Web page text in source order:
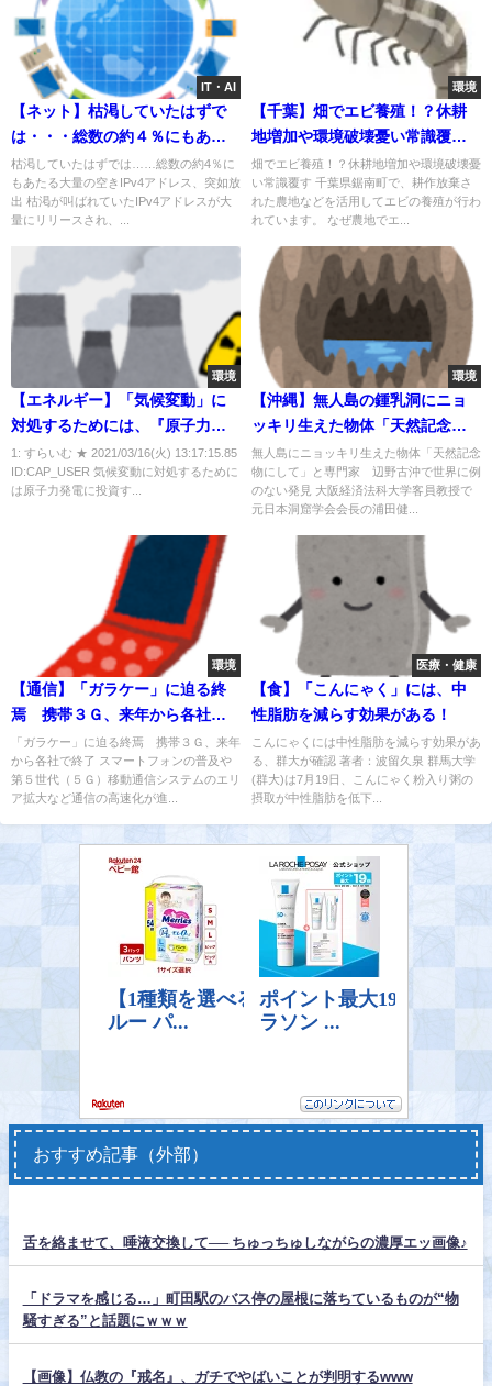
IT・AI
【ネット】枯渇していたはずで
は・・・総数の約４％にもあた
る大量の空きIPv4アドレス、突
如放出！
枯渇していたはずでは……総数の約4％に
もあたる大量の空きIPv4アドレス、突如放
出 枯渇が叫ばれていたIPv4アドレスが大
量にリリースされ、...
環境
【千葉】畑でエビ養殖！？休耕
地増加や環境破壊憂い常識覆
す！
畑でエビ養殖！？休耕地増加や環境破壊憂
い常識覆す 千葉県鋸南町で、耕作放棄さ
れた農地などを活用してエビの養殖が行わ
れています。 なぜ農地でエ...
環境
【エネルギー】「気候変動」に
対処するためには、『原子力発
電』に「投資するべきではな
い」！？
1: すらいむ ★ 2021/03/16(火) 13:17:15.85
ID:CAP_USER 気候変動に対処するために
は原子力発電に投資す...
環境
【沖縄】無人島の鍾乳洞にニョ
ッキリ生えた物体「天然記念物
にして」と専門家 ～辺野古沖
で世界に例のない発見～
無人島にニョッキリ生えた物体「天然記念
物にして」と専門家 辺野古沖で世界に例
のない発見 大阪経済法科大学客員教授で
元日本洞窟学会会長の浦田健...
環境
【通信】「ガラケー」に迫る終
焉 携帯３Ｇ、来年から各社で
終了
「ガラケー」に迫る終焉 携帯３Ｇ、来年
から各社で終了 スマートフォンの普及や
第５世代（５Ｇ）移動通信システムのエリ
ア拡大など通信の高速化が進...
医療・健康
【食】「こんにゃく」には、中
性脂肪を減らす効果がある！
こんにゃくには中性脂肪を減らす効果があ
る、群大が確認 著者：波留久泉 群馬大学
(群大)は7月19日、こんにゃく粉入り粥の
摂取が中性脂肪を低下...
おすすめ記事（外部）
舌を絡ませて、唾液交換して── ちゅっちゅしながらの濃厚エッ画像♪
「ドラマを感じる…」町田駅のバス停の屋根に落ちているものが“物
騒すぎる”と話題にｗｗｗ
【画像】仏教の『戒名』、ガチでやばいことが判明するwww